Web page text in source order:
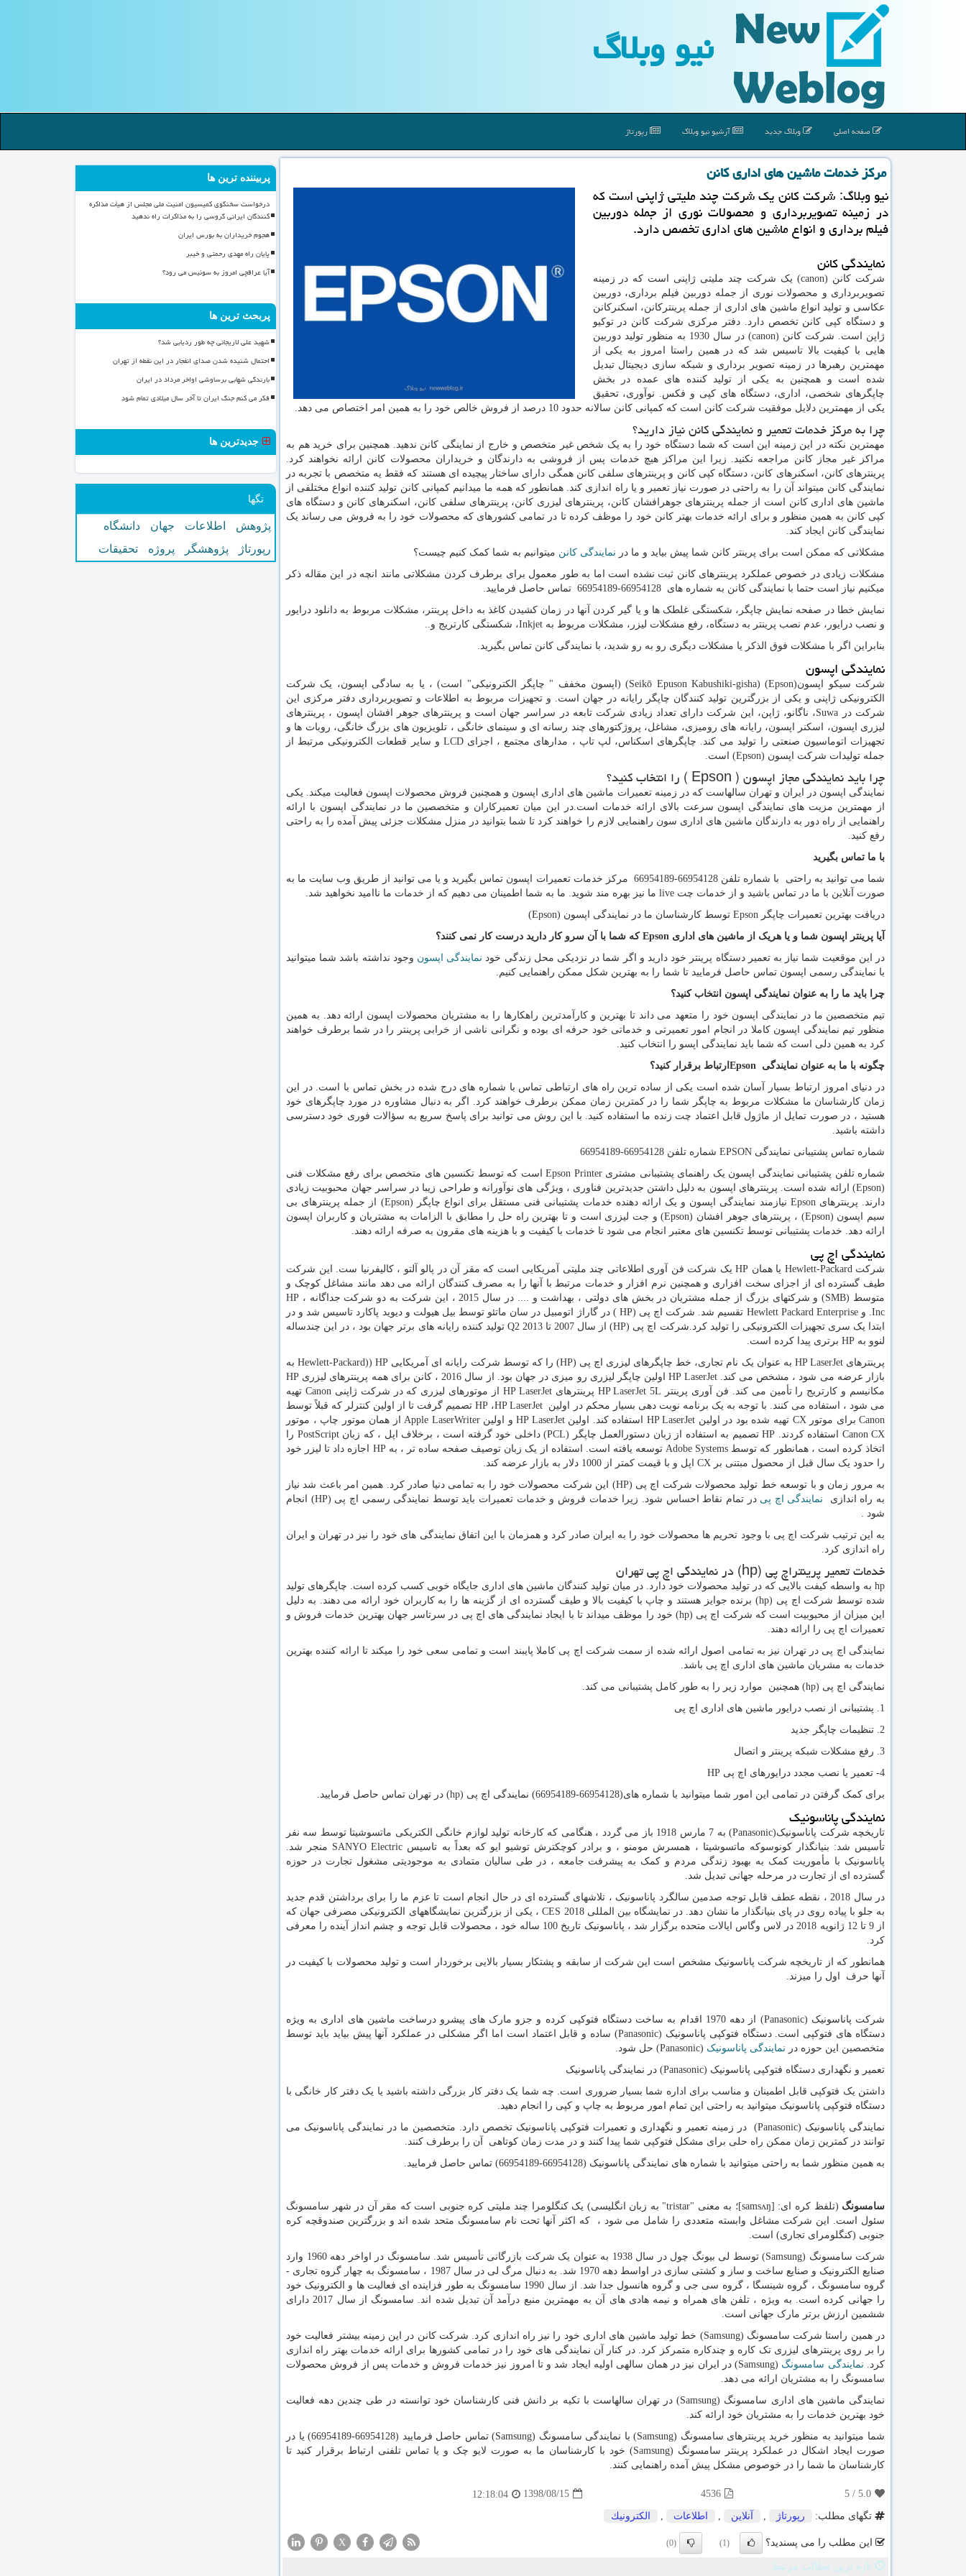
نیو وبلاگ
صفحه اصلی وبلاگ جدید آرشیو نیو وبلاگ رپورتاژ
مركز خدمات ماشین های اداری كانن
نیو وبلاگ: شركت كانن یك شركت چند ملیتی ژاپنی است كه
در زمینه تصویربرداری و محصولات نوری از جمله دوربین
فیلم برداری و انواع ماشین های اداری تخصص دارد.
نمایندگی کانن
شرکت کانن (canon) یک شرکت چند ملیتی ژاپنی است که در زمینه
تصویربرداری و محصولات نوری از جمله دوربین فیلم برداری، دوربین
عکاسی و تولید انواع ماشین های اداری از جمله پرینترکانن، اسکنرکانن
و دستگاه کپی کانن تخصص دارد. دفتر مرکزی شرکت کانن در توکیو
ژاپن است. شرکت کانن (canon
) در سال 1930 به منظور تولید دوربین
هایی با کیفیت بالا تاسیس شد که در همین راستا امروز به یکی از
مهمترین رهبرها در زمینه تصویر برداری و شبکه سازی دیجیتال تبدیل
شده است و همچنین به یکی از تولید کننده های عمده در بخش
چاپگرهای شخصی، اداری، دستگاه های کپی و فکس. نوآوری، تحقیق
یکی از مهمترین دلایل موفقیت شرکت کانن است که کمپانی کانن سالانه حدود 10 درصد از فروش خالص خود را به همین امر اختصاص می دهد.
چرا به مرکز خدمات تعمیر و نمایندگی کانن نیاز دارید؟
مهمترین نکته در این زمینه این است که شما دستگاه خود را به یک شخص غیر متخصص و خارج از نماینگی کانن ندهید. همچنین برای خرید هم به
مراکز غیر مجاز کانن مراجعه نکنید. زیرا این مراکز هیچ خدمات پس از فروشی به دارندگان و خریداران محصولات کانن ارائه نخواهند کرد.
پرینترهای کانن، اسکنرهای کانن، دستگاه کپی کانن و پرینترهای سلفی کانن همگی دارای ساختار پیچیده ای هستند که فقط یه متخصص با تجربه در
نمایندگی کانن میتواند آن را به راحتی در صورت نیاز تعمیر و یا راه اندازی کند. همانطور که همه ما میدانیم کمپانی کانن تولید کننده انواع مختلفی از
ماشین های اداری کانن است از جمله پرینترهای جوهرافشان کانن، پرینترهای لیزری کانن، پرینترهای سلفی کانن، اسکنرهای کانن و دستگاه های
کپی کانن به همین منظور و برای ارائه خدمات بهتر کانن خود را موظف کرده تا در تمامی کشورهای که محصولات خود را به فروش می رساند یک
نمایندگی کانن ایجاد کند.
مشکلاتی که ممکن است برای پرینتر کانن شما پیش بیاید و ما در نمایندگی کانن میتوانیم به شما کمک کنیم چیست؟
مشکلات زیادی در خصوص عملکرد پرینترهای کانن ثبت نشده است اما به طور معمول برای برطرف کردن مشکلاتی مانند انچه در این مقاله ذکر
میکنیم نیاز است حتما با نمایندگی کانن به شماره های 66954128-66954189 تماس حاصل فرمایید.
نمایش خطا در صفحه نمایش چاپگر، شکستگی غلطک ها و یا گیر کردن آنها در زمان کشیدن کاغذ به داخل پرینتر، مشکلات مربوط به دانلود درایور
و نصب درایور، عدم نصب پرینتر به دستگاه، رفع مشکلات لیزر، مشکلات مربوط به Inkjet، شکستگی کارتریج و..
بنابراین اگر با مشکلات فوق الذکر یا مشکلات دیگری رو به رو شدید، با نمایندگی کانن تماس بگیرید.
نمایندگی اپسون
شرکت سیکو اپسون(Epson
) (Seikō Epuson Kabushiki-gisha) (اپسون مخفف " چاپگر الکترونیکی" است) ، یا به سادگی اپسون، یک شرکت
الکترونیکی ژاپنی و یکی از بزرگترین تولید کنندگان چاپگر رایانه در جهان است. و تجهیزات مربوط به اطلاعات و تصویربرداری دفتر مرکزی این
شرکت در Suwa، ناگانو، ژاپن، این شرکت دارای تعداد زیادی شرکت تابعه در سراسر جهان است و پرینترهای جوهر افشان اپسون ، پرینترهای
لیزری اپسون، اسکنر اپسون، رایانه های رومیزی، مشاغل، پروژکتورهای چند رسانه ای و سینمای خانگی ، تلویزیون های بزرگ خانگی، روبات ها و
تجهیزات اتوماسیون صنعتی را تولید می کند. چاپگرهای اسکناس، لپ تاپ ، مدارهای مجتمع ، اجزایLCD و سایر قطعات الکترونیکی مرتبط از
جمله تولیدات شرکت اپسون (Epson) است.
چرا باید نمایندگی مجاز اپسون (Epson ) را انتخاب کنید؟
نمایندگی اپسون در ایران و تهران سالهاست که در زمینه تعمیرات ماشین های اداری اپسون و همچنین فروش محصولات اپسون فعالیت میکند. یکی
از مهمترین مزیت های نمایندگی اپسون سرعت بالای ارائه خدمات است.در این میان تعمیرکاران و متخصصین ما در نمایندگی اپسون با ارائه
راهنمایی از راه دور به دارندگان ماشین های اداری سون راهنمایی لازم را خواهند کرد تا شما بتوانید در منزل مشکلات جزئی پیش آمده را به راحتی
رفع کنید.
با ما تماس بگیرید
شما می توانید به راحتی با شماره تلفن 66954128-66954189 مرکز خدمات تعمیرات اپسون تماس بگیرید و یا می توانید از طریق وب سایت ما به
صورت آنلاین با ما در تماس باشید و از خدمات چت live ما نیز بهره مند شوید. ما به شما اطمینان می دهیم که از خدمات ما ناامید نخواهید شد.
دریافت بهترین تعمیرات چاپگر Epson توسط کارشناسان ما در نمایندگی اپسون (Epson
)
آیا پرینتر اپسون شما و یا هریک از ماشین های اداری Epson که شما با آن سرو کار دارید درست کار نمی کنند؟
در این موقعیت شما نیاز به تعمیر دستگاه پرینتر خود دارید و اگر شما در نزدیکی محل زندگی خود نمایندگی اپسون وجود نداشته باشد شما میتوانید
با نمایندگی رسمی اپسون تماس حاصل فرمایید تا شما را به بهترین شکل ممکن راهنمایی کنیم.
چرا باید ما را به عنوان نمایندگی اپسون انتخاب کنید؟
تیم متخصصین ما در نمایندگی اپسون خود را متعهد می داند تا بهترین و کارآمدترین راهکارها را به مشتریان محصولات اپسون ارائه دهد. به همین
منظور تیم نمایندگی اپسون کاملا در انجام امور تعمیرتی و خدماتی خود حرفه ای بوده و نگرانی ناشی از خرابی پرینتر را در شما برطرف خواهند
کرد به همین دلی است که شما باید نمایندگی اپسو را انتخاب کنید.
چگونه با ما به عنوان نمایندگی Epson ارتباط برقرار کنید؟
در دنیای امروز ارتباط بسیار آسان شده است یکی از ساده ترین راه های ارتباطی تماس با شماره های درج شده در بخش تماس با است. در این
زمان کارشناسان ما مشکلات مربوط به چاپگر شما را در کمترین زمان ممکن برطرف خواهند کرد. اگر به دنبال مشاوره در مورد چاپگرهای خود
هستید ، در صورت تمایل از ماژول قابل اعتماد چت زنده ما استفاده کنید. با این روش می توانید برای پاسخ سریع به سؤالات فوری خود دسترسی
داشته باشید.
شماره تماس پشتیبانی نمایندگی EPSON شماره تلفن 66954128-66954189
شماره تلفن پشتیبانی نمایندگی اپسون یک راهنمای پشتیبانی مشتریEpson Printer است که توسط تکنسین های متخصص برای رفع مشکلات فنی
(
Epson) ارائه شده است. پرینترهای اپسون به دلیل داشتن جدیدترین فناوری ، ویژگی های نوآورانه و طراحی زیبا در سراسر جهان محبوبیت زیادی
دارند. پرینترهایEpson نیازمند نمایندگی اپسون و یک ارائه دهنده خدمات پشتیبانی فنی مستقل برای انواع چاپگر (Epson) از جمله پرینترهای بی
سیم اپسون (Epson) ، پرینترهای جوهر افشان (Epson) و جت لیزری است و تا بهترین راه حل را مطابق با الزامات به مشتریان و کاربران اپسون
ارائه دهد. خدمات پشتیبانی توسط تکنسین های معتبر انجام می شود تا خدمات با کیفیت و با هزینه های مقرون به صرفه ارائه دهند.
نمایندگی اچ پی
شرکتHewlett-Packard یا همان HP یک شرکت فن آوری اطلاعاتی چند ملیتی آمریکایی است که مقر آن در پالو آلتو ، کالیفرنیا ست. این شرکت
طیف گسترده ای از اجزای سخت افزاری و همچنین نرم افزار و خدمات مرتبط با آنها را به مصرف کنندگان ارائه می دهد مانند مشاغل کوچک و
متوسط (SMB) و شرکتهای بزرگ از جمله مشتریان در بخش های دولتی ، بهداشت و .... در سال 2015 ، این شرکت به دو شرکت جداگانه ،
HP
Inc. وHewlett Packard Enterprise تقسیم شد. شرکت اچ پی (HP ) در گاراژ اتومبیل در سان ماتئو توسط بیل هیولت و دیوید پاکارد تاسیس شد و در
ابتدا یک سری تجهیزات الکترونیکی را تولید کرد.شرکت اچ پی (HP)از سال 2007 تا Q2 2013 تولید کننده رایانه های برتر جهان بود ، در این چندساله
لنوو به HP برتری پیدا کرده است.
پرینترهایHP LaserJet به عنوان یک نام تجاری، خط چاپگرهای لیزری اچ پی HP)) را که توسط شرکت رایانه ای آمریکایی Hewlett-Packard)) HPبه
بازار عرضه می شود ، مشخص می کند.HP LaserJetاولین چاپگر لیزری رو میزی در جهان بود. از سال 2016 ، کانن برای همه پرینترهای لیزری
HP
مکانیسم و کارتریج را تأمین می کند. فن آوری پرینتر HP LaserJet 5L پرینترهایHP LaserJet از موتورهای لیزری که در شرکت ژاپنیCanon تهیه
می شود ، استفاده می کنند. با توجه به یک برنامه نوبت دهی بسیار محکم در اولین HP LaserJet، HPتصمیم گرفت تا از اولین کنترلر که قبلاً توسط
Canonبرای موتورCX تهیه شده بود در اولین HP LaserJet استفاده کند. اولینHP LaserJetو اولینApple LaserWriterاز همان موتور چاپ ، موتور
Canon CX استفاده کردند. HP تصمیم به استفاده از زبان دستورالعمل چاپگر (PCL) داخلی خود گرفته است ، برخلاف اپل ، که زبانPostScript را
اتخاذ کرده است ، همانطور که توسط Adobe Systemsتوسعه یافته است. استفاده از یک زبان توصیف صفحه ساده تر ، بهHP اجازه داد تا لیزر خود
را حدود یک سال قبل از محصول مبتنی بر CX اپل و با قیمت کمتر از 1000 دلار به بازار عرضه کند.
به مرور زمان و با توسعه خط تولید محصولات شرکت اچ پی (HP) این شرکت محصولات خود را به تمامی دنیا صادر کرد. همین امر باعث شد نیاز
به راه اندازی نمایندگی اچ پی در تمام نقاط احساس شود. زیرا خدمات فروش و خدمات تعمیرات باید توسط نمایندگی رسمی اچ پی (HP) انجام
شود .
به این ترتیب شرکت اچ پی با وجود تحریم ها محصولات خود را به ایران صادر کرد و همزمان با این اتفاق نمایندگی های خود را نیز در تهران و ایران
راه اندازی کرد.
خدمات تعمیر پرینتراچ پیhp)) در نمایندگی اچ پی تهران
hp به واسطه کیفت بالایی که در تولید محصولات خود دارد. در میان تولید کنندگان ماشین های اداری جایگاه خوبی کسب کرده است. چاپگرهای تولید
شده توسط شرکت اچ پی hp)) برنده جوایز هستند و چاپ با کیفیت بالا و طیف گسترده ای از گزینه ها را به کاربران خود ارائه می دهند. به دلیل
این میزان از محبوبیت است که شرکت اچ پی hp)) خود را موظف میداند تا با ایجاد نمایندگی های اچ پی در سرتاسر جهان بهترین خدمات فروش و
تعمیرات اچ پی را ارائه دهند.
نمایندگی اچ پی در تهران نیز به تمامی اصول ارائه شده از سمت شرکت اچ پی کاملا پایبند است و تمامی سعی خود را میکند تا ارائه کننده بهترین
خدمات به مشریان ماشین های اداری اچ پی باشد.
نمایندگی اچ پی hp)) همچنین موارد زیر را به طور کامل پشتیبانی می کند.
1. پشتیبانی از نصب درایور ماشین های اداری اچ پی
2. تنظیمات چاپگر جدید
3. رفع مشکلات شبکه پرینتر و اتصال
4- تعمیر یا نصب مجدد درایورهای اچ پی
HP
برای کمک گرفتن در تمامی این امور شما میتوانید با شماره های(66954128-66954189) نمایندگی اچ پی
hp)) در تهران تماس حاصل فرمایید.
نمایندگی پاناسونیک
تاریخچه شرکت پاناسونیک(Panasonic
) به 7 مارس 1918 باز می گردد ، هنگامی که کارخانه تولید لوازم خانگی الکتریکی ماتسوشیتا توسط سه نفر
تأسیس شد: بنیانگذار کونوسوکه ماتسوشیتا ، همسرش مومنو ، و برادر کوچکترش توشیو ایو که بعداً به تاسیس SANYO Electric منجر شد.
پاناسونیک با مأموریت کمک به بهبود زندگی مردم و کمک به پیشرفت جامعه ، در طی سالیان متمادی به موجودیتی مشغول تجارت در حوزه
گسترده ای از تجارت در مرحله جهانی تبدیل شد.
در سال 2018 ، نقطه عطف قابل توجه صدمین سالگرد پاناسونیک ، تلاشهای گسترده ای در حال انجام است تا عزم ما را برای برداشتن قدم جدید
به جلو با پیاده روی در پای بنیانگذار ما نشان دهد. در نمایشگاه بین المللیCES 2018، یکی از بزرگترین نمایشگاههای الکترونیکی مصرفی جهان که
از 9 تا 12 ژانویه 2018 در لاس وگاس ایالات متحده برگزار شد ، پاناسونیک تاریخ 100 ساله خود ، محصولات قابل توجه و چشم انداز آینده را معرفی
کرد.
همانطور که از تاریخچه شرکت پاناسونیک مشخص است این شرکت از سابقه و پشتکار بسیار بالایی برخوردار است و تولید محصولات با کیفیت در
آنها حرف اول را میزند.
شرکت پاناسونیک Panasonic)
) از دهه 1970 اقدام به ساخت دستگاه فتوکپی کرده و جزو مارک های پیشرو درساخت ماشین های اداری به ویژه
دستگاه های فتوکپی است. دستگاه فتوکپی پاناسونیک Panasonic)) ساده و قابل اعتماد است اما اگر مشکلی در عملکرد آنها پیش بیاید باید توسط
متخصصین این حوزه در نمایندگی پاناسونیک Panasonic)) حل شود.
تعمیر و نگهداری دستگاه فتوکپی پاناسونیک Panasonic)) در نمایندگی پاناسونیک
داشتن یک فتوکپی قابل اطمینان و مناسب برای اداره شما بسیار ضروری است. چه شما یک دفتر کار بزرگی داشته باشید یا یک دفتر کار خانگی با
دستگاه فتوکپی پاناسونیک میتوانید به راحتی این تمام امور مربوط به چاپ و کپی را انجام دهید.
نمایندگی پاناسونیک Panasonic)) در زمینه تعمیر و نگهداری و تعمیرات فتوکپی پاناسونیک تخصص دارد. متخصصین ما در نمایندگی پاناسونیک می
توانند در کمترین زمان ممکن راه حلی برای مشکل فتوکپی شما پیدا کنند و در مدت زمان کوتاهی آن را برطرف کنند.
به همین منظور شما به راحتی میتوانید با شماره های نمایندگی پاناسونیک (66954128-66954189) تماس حاصل فرمایید.
سامسونگ (تلفظ کره ای: [samsʌŋ]؛ به معنی "tristar" به زبان انگلیسی) یک کنگلومرا چند ملیتی کره جنوبی است که مقر آن در شهر سامسونگ
سئول است. این شرکت مشاغل وابسته متعددی را شامل می شود ، که اکثر آنها تحت نام سامسونگ متحد شده اند و بزرگترین صندوقچه کره
جنوبی (کنگلومرای تجاری) است.
شرکت سامسونگ (Samsung
) توسط لی بیونگ چول در سال 1938 به عنوان یک شرکت بازرگانی تأسیس شد. سامسونگ در اواخر دهه 1960 وارد
صنایع الکترونیک و صنایع ساخت و ساز و کشتی سازی در اواسط دهه 1970 شد. به دنبال مرگ لی در سال 1987 ، سامسونگ به چهار گروه تجاری -
گروه سامسونگ ، گروه شینسگا ، گروه سی جی و گروه هانسول جدا شد. از سال 1990 سامسونگ به طور فزاینده ای فعالیت ها و الکترونیک خود
را جهانی کرده است. به ویژه ، تلفن های همراه و نیمه هادی های آن به مهمترین منبع درآمد آن تبدیل شده اند. سامسونگ از سال 2017 دارای
ششمین ارزش برتر مارک جهانی است.
در همین راستا شرکت سامسونگ (Samsung) خط تولید ماشین های اداری خود را نیز راه اندازی کرد. شرکت کانن در این زمینه بیشتر فعالیت خود
را بر روی پرینترهای لیزری تک کاره و چندکاره متمرکز کرد. در کنار آن نمایندگی های خود را در تمامی کشورها برای ارائه خدمات بهتر راه اندازی
کرد. نمایندگی سامسونگ (
Samsung) در ایران نیز در همان سالهی اولیه ایجاد شد و تا امروز نیز خدمات فروش و خدمات پس از فروش محصولات
سامسونگ را به مشتریان ارائه می دهد.
نمایندگی ماشین های اداری سامسونگ (Samsung) در تهران سالهاست با تکیه بر دانش فنی کارشناسان خود توانسته در طی چندین دهه فعالیت
خود بهترین خدمات را به مشتریان خود ارائه کند.
شما میتوانید به منظور خرید پرینترهای سامسونگ (Samsung) با نمایندگی سامسونگ (Samsung) تماس حاصل فرمایید (66954128-66954189) یا در
صورت ایجاد اشکال در عملکرد پرینتر سامسونگ (Samsung) خود با کارشناسان ما به صورت لایو چک و یا تماس تلفنی ارتباط برقرار کنید تا
کارشناسان ما شما را در خوصوص مشکل پیش آمده راهنمایی کنند.
5.0
/
5
4536
1398/08/15
12:18:04
تگهای مطلب:
رپورتاژ آنلاین اطلاعات الكترونیك
این مطلب را می پسندید؟ (1)
(0)
X
تازه ترین مطالب مرتبط
پربیننده ترین ها
درخواست سخنگوی کمیسیون امنیت ملی مجلس از هیأت مذاکره
کنندگان ایرانی گروسی را به مذاکرات راه ندهید
هجوم خریداران به بورس ایران
پایان راه مهدی رحمتی و خیبر
آیا عراقچی امروز به سوئیس می رود؟
پربحث ترین ها
شهید علی لاریجانی چه طور ردیابی شد؟
احتمال شنیده شدن صدای انفجار در این نقطه از تهران
بارندگی شهابی برساوشی اواخر مرداد در ایران
فکر می کنم جنگ ایران تا آخر سال میلادی تمام شود
جدیدترین ها
تگها
پژوهش اطلاعات جهان
دانشگاه
رپورتاژ
پژوهشگر پروژه تحقیقات